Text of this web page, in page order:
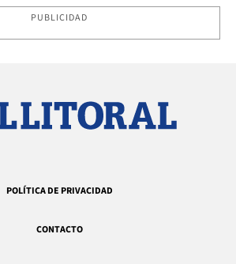
PUBLICIDAD
POLÍTICA DE PRIVACIDAD
CONTACTO